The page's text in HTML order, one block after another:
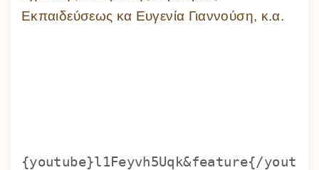
Εκπαιδεύσεως κα Ευγενία Γιαννούση, κ.α.
{youtube}l1Feyvh5Uqk&feature{/yout